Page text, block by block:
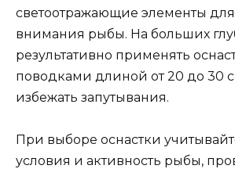
светоотражающие элементы
внимания рыбы. На больших
результативно применять
поводками длиной от 20 до 30
избежать запутывания.
При выборе оснастки
условия и активность рыбы,